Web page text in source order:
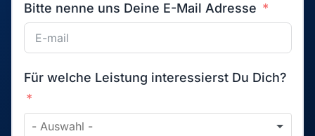
Bitte nenne uns Deine E-Mail Adresse
Für welche Leistung interessierst Du Dich?